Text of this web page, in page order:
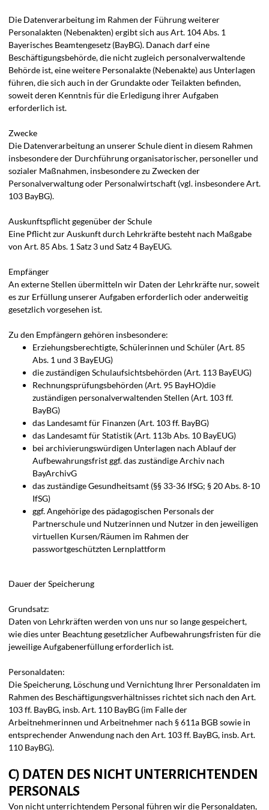
Die Datenverarbeitung im Rahmen der Führung weiterer
Personalakten (Nebenakten) ergibt sich aus Art. 104 Abs. 1
Bayerisches Beamtengesetz (BayBG). Danach darf eine
Beschäftigungsbehörde, die nicht zugleich personalverwaltende
Behörde ist, eine weitere Personalakte (Nebenakte) aus Unterlagen
führen, die sich auch in der Grundakte oder Teilakten befinden,
soweit deren Kenntnis für die Erledigung ihrer Aufgaben
erforderlich ist.
Zwecke
Die Datenverarbeitung an unserer Schule dient in diesem Rahmen
insbesondere der Durchführung organisatorischer, personeller und
sozialer Maßnahmen, insbesondere zu Zwecken der
Personalverwaltung oder Personalwirtschaft (vgl. insbesondere Art.
103 BayBG).
Auskunftspflicht gegenüber der Schule
Eine Pflicht zur Auskunft durch Lehrkräfte besteht nach Maßgabe
von Art. 85 Abs. 1 Satz 3 und Satz 4 BayEUG.
Empfänger
An externe Stellen übermitteln wir Daten der Lehrkräfte nur, soweit
es zur Erfüllung unserer Aufgaben erforderlich oder anderweitig
gesetzlich vorgesehen ist.
Zu den Empfängern gehören insbesondere:
Erziehungsberechtigte, Schülerinnen und Schüler (Art. 85
Abs. 1 und 3 BayEUG)
die zuständigen Schulaufsichtsbehörden (Art. 113 BayEUG)
Rechnungsprüfungsbehörden (Art. 95 BayHO)die
zuständigen personalverwaltenden Stellen (Art. 103 ff.
BayBG)
das Landesamt für Finanzen (Art. 103 ff. BayBG)
das Landesamt für Statistik (Art. 113b Abs. 10 BayEUG)
bei archivierungswürdigen Unterlagen nach Ablauf der
Aufbewahrungsfrist ggf. das zuständige Archiv nach
BayArchivG
das zuständige Gesundheitsamt (§§ 33-36 IfSG; § 20 Abs. 8-10
IfSG)
ggf. Angehörige des pädagogischen Personals der
Partnerschule und Nutzerinnen und Nutzer in den jeweiligen
virtuellen Kursen/Räumen im Rahmen der
passwortgeschützten Lernplattform
Dauer der Speicherung
Grundsatz:
Daten von Lehrkräften werden von uns nur so lange gespeichert,
wie dies unter Beachtung gesetzlicher Aufbewahrungsfristen für die
jeweilige Aufgabenerfüllung erforderlich ist.
Personaldaten:
Die Speicherung, Löschung und Vernichtung Ihrer Personaldaten im
Rahmen des Beschäftigungsverhältnisses richtet sich nach den Art.
103 ff. BayBG, insb. Art. 110 BayBG (im Falle der
Arbeitnehmerinnen und Arbeitnehmer nach § 611a BGB sowie in
entsprechender Anwendung nach den Art. 103 ff. BayBG, insb. Art.
110 BayBG).
C) DATEN DES NICHT UNTERRICHTENDEN
PERSONALS
Von nicht unterrichtendem Personal führen wir die Personaldaten,